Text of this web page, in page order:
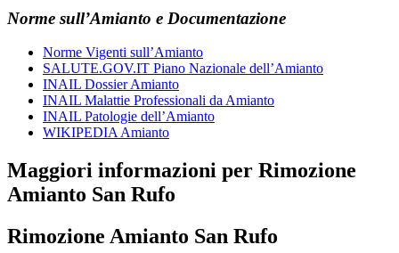
Norme sull’Amianto e Documentazione
Norme Vigenti sull’Amianto
SALUTE.GOV.IT Piano Nazionale dell’Amianto
INAIL Dossier Amianto
INAIL Malattie Professionali da Amianto
INAIL Patologie dell’Amianto
WIKIPEDIA Amianto
Maggiori informazioni per Rimozione
Amianto San Rufo
Rimozione Amianto San Rufo